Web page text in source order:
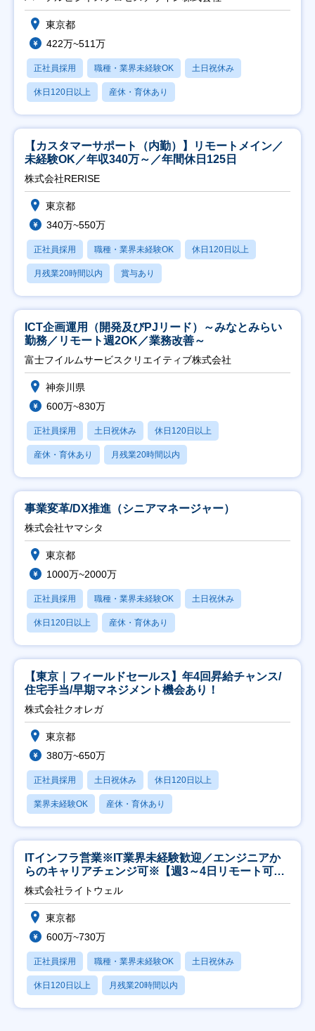
東京都
422万~511万
正社員採用 職種・業界未経験OK 土日祝休み
休日120日以上 産休・育休あり
【カスタマーサポート（内勤）】リモートメイン／
未経験OK／年収340万～／年間休日125日
株式会社RERISE
東京都
340万~550万
正社員採用 職種・業界未経験OK 休日120日以上
月残業20時間以内 賞与あり
ICT企画運用（開発及びPJリード）～みなとみらい
勤務／リモート週2OK／業務改善～
富士フイルムサービスクリエイティブ株式会社
神奈川県
600万~830万
正社員採用 土日祝休み 休日120日以上
産休・育休あり 月残業20時間以内
事業変革/DX推進（シニアマネージャー）
株式会社ヤマシタ
東京都
1000万~2000万
正社員採用 職種・業界未経験OK 土日祝休み
休日120日以上 産休・育休あり
【東京｜フィールドセールス】年4回昇給チャンス/
住宅手当/早期マネジメント機会あり！
株式会社クオレガ
東京都
380万~650万
正社員採用 土日祝休み 休日120日以上
業界未経験OK 産休・育休あり
ITインフラ営業※IT業界未経験歓迎／エンジニアか
らのキャリアチェンジ可※【週3～4日リモート可
能】
株式会社ライトウェル
東京都
600万~730万
正社員採用 職種・業界未経験OK 土日祝休み
休日120日以上 月残業20時間以内